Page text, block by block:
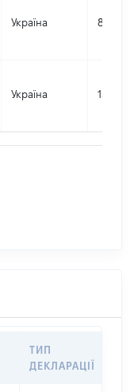
Україна 803281
Україна 139872
ТИП
ДЕКЛАРАЦІЇ